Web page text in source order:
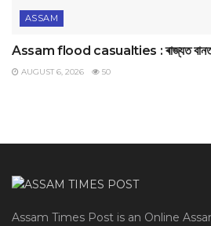
ASSAM
Assam flood casualties : ৰাজ্যত বানত
AUGUST 6, 2026 50
Assam Times Post is an Online